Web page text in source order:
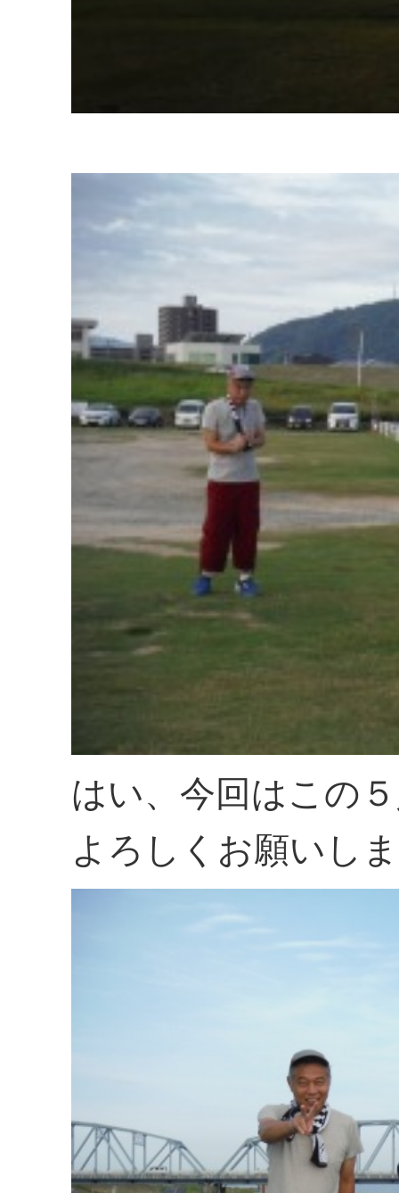
はい、今回はこの
よろしくお願いし